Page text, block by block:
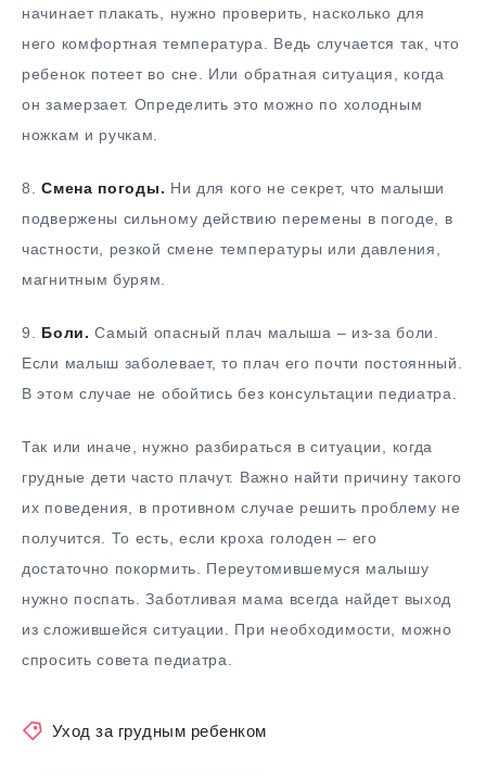
начинает плакать, нужно проверить, насколько для
него комфортная температура. Ведь случается так, что
ребенок потеет во сне. Или обратная ситуация, когда
он замерзает. Определить это можно по холодным
ножкам и ручкам.
8.Смена погоды. Ни для кого не секрет, что малыши
подвержены сильному действию перемены в погоде, в
частности, резкой смене температуры или давления,
магнитным бурям.
9. Боли. Самый опасный плач малыша – из-за боли.
Если малыш заболевает, то плач его почти постоянный.
В этом случае не обойтись без консультации педиатра.
Так или иначе, нужно разбираться в ситуации, когда
грудные дети часто плачут. Важно найти причину такого
их поведения, в противном случае решить проблему не
получится. То есть, если кроха голоден – его
достаточно покормить. Переутомившемуся малышу
нужно поспать. Заботливая мама всегда найдет выход
из сложившейся ситуации. При необходимости, можно
спросить совета педиатра.
Уход за грудным ребенком